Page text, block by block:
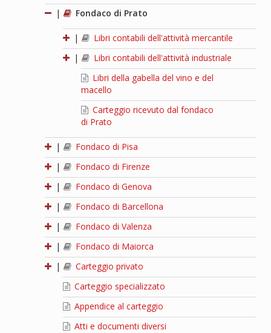
|
Fondaco di Prato
|
Libri contabili dell'attività mercantile
|
Libri contabili dell'attività industriale
Libri della gabella del vino e del
macello
Carteggio ricevuto dal fondaco
di Prato
|
Fondaco di Pisa
|
Fondaco di Firenze
|
Fondaco di Genova
|
Fondaco di Barcellona
|
Fondaco di Valenza
|
Fondaco di Maiorca
|
Carteggio privato
Carteggio specializzato
Appendice al carteggio
Atti e documenti diversi